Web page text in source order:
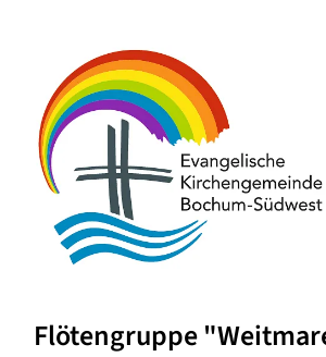
Flötengruppe